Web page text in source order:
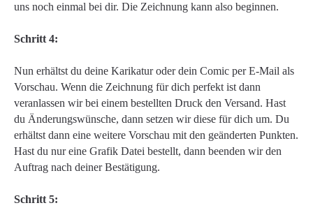
uns noch einmal bei dir. Die Zeichnung kann also beginnen.
Schritt 4:
Nun erhältst du deine Karikatur oder dein Comic per E-Mail als
Vorschau. Wenn die Zeichnung für dich perfekt ist dann
veranlassen wir bei einem bestellten Druck den Versand. Hast
du Änderungswünsche, dann setzen wir diese für dich um. Du
erhältst dann eine weitere Vorschau mit den geänderten Punkten.
Hast du nur eine Grafik Datei bestellt, dann beenden wir den
Auftrag nach deiner Bestätigung.
Schritt 5: